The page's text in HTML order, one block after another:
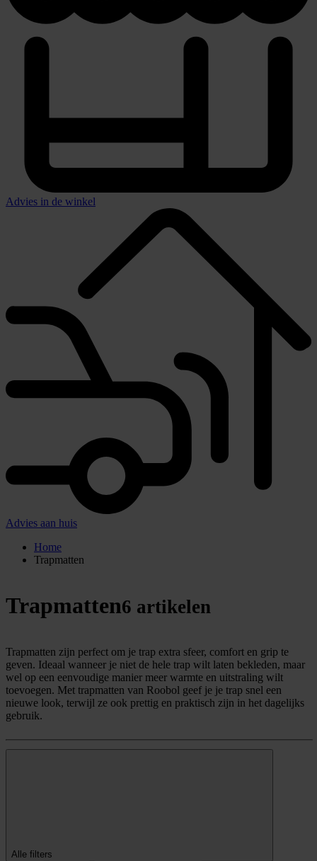
Advies in de winkel
Advies aan huis
Home
Trapmatten
Trapmatten6 artikelen
Trapmatten zijn perfect om je trap extra sfeer, comfort en grip te
geven. Ideaal wanneer je niet de hele trap wilt laten bekleden, maar
wel op een eenvoudige manier meer warmte en uitstraling wilt
toevoegen. Met trapmatten van Roobol geef je je trap snel een
nieuwe look, terwijl ze ook prettig en praktisch zijn in het dagelijks
gebruik.
Alle filters